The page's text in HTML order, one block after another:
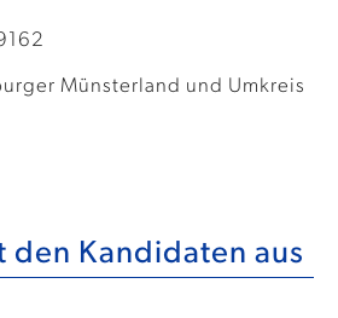
Münsterland und Umkreis
den Kandidaten aus